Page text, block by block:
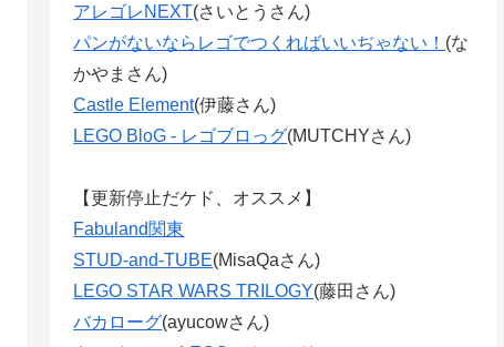
アレゴレNEXT(さいとうさん)
パンがないならレゴでつくればいいぢゃない！ (な
かやまさん)
Castle Element(伊藤さん)
LEGO BloG - レゴブロっグ(MUTCHYさん)
【更新停止だケド、オススメ】
Fabuland関東
STUD-and-TUBE(MisaQaさん)
LEGO STAR WARS TRILOGY(藤田さん)
バカローグ(ayucowさん)